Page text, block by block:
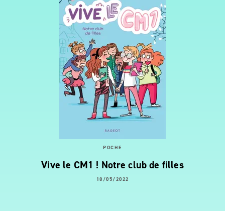
POCHE
Vive le CM1 ! Notre club de filles
18/05/2022